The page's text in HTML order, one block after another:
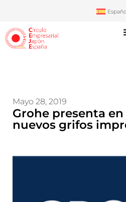
Mayo 28, 2019
Grohe presenta
nuevos grifos